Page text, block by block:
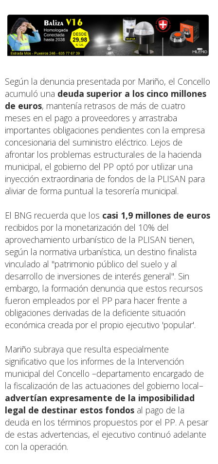
Según la denuncia presentada por Mariño, el Concello
acumuló una deuda superior a los cinco millones
de euros, mantenía retrasos de más de cuatro
meses en el pago a proveedores y arrastraba
importantes obligaciones pendientes con la empresa
concesionaria del suministro eléctrico. Lejos de
afrontar los problemas estructurales de la hacienda
municipal, el gobierno del PP optó por utilizar una
inyección extraordinaria de fondos de la PLISAN para
aliviar de forma puntual la tesorería municipal.
El BNG recuerda que los casi 1,9 millones de euros
recibidos por la monetarización del 10% del
aprovechamiento urbanístico de la PLISAN tienen,
según la normativa urbanística, un destino finalista
vinculado al "patrimonio público del suelo y al
desarrollo de inversiones de interés general". Sin
embargo, la formación denuncia que estos recursos
fueron empleados por el PP para hacer frente a
obligaciones derivadas de la deficiente situación
económica creada por el propio ejecutivo 'popular'.
Mariño subraya que resulta especialmente
significativo que los informes de la Intervención
municipal del Concello –departamento encargado de
la fiscalización de las actuaciones del gobierno local–
advertían expresamente de la imposibilidad
legal de destinar estos fondos al pago de la
deuda en los términos propuestos por el PP. A pesar
de estas advertencias, el ejecutivo continuó adelante
con la operación.